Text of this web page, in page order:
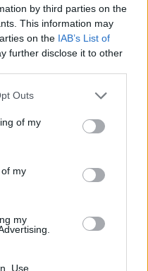
by third parties on the
This information may
on the IAB’s List of
further disclose it to other
one or more Google
You may click to
its third-party tags to
in below Google
Outs
of my
my
my
Use,
27. 20.00
Király u. 50.)